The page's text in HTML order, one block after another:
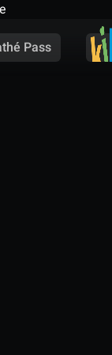
Pass